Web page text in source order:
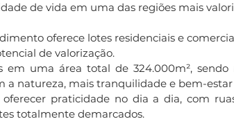
de vida em uma das regiões mais
oferece lotes residenciais e
de valorização.
uma área total de 324.000m², sendo
a natureza, mais tranquilidade e bem-
praticidade no dia a dia, com
totalmente demarcados.